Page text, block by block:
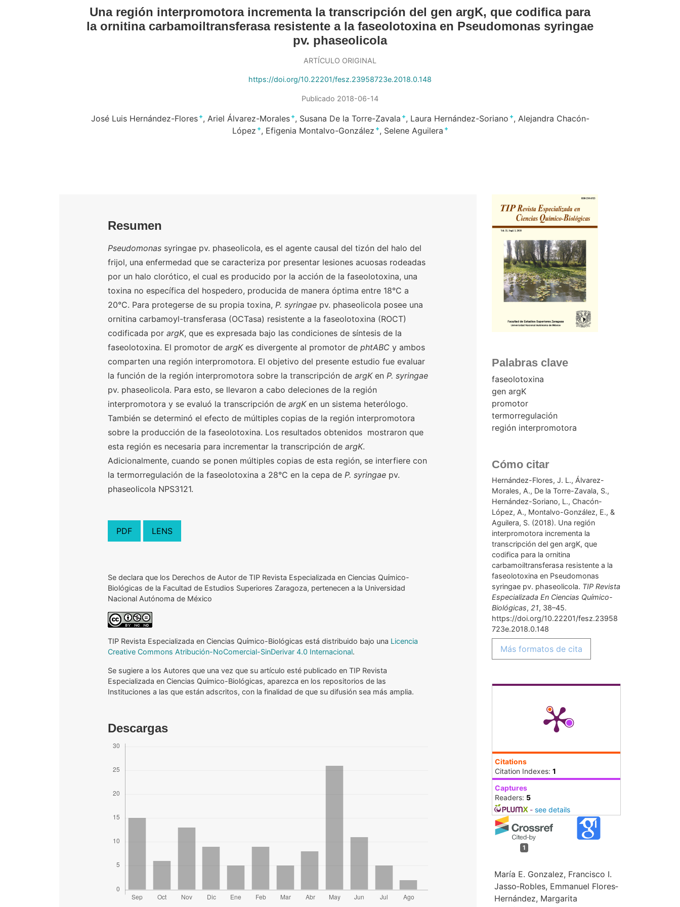
Una región interpromotora incrementa la transcripción del gen argK, que codifica para
la ornitina carbamoiltransferasa resistente a la faseolotoxina en Pseudomonas syringae
pv. phaseolicola
ARTÍCULO ORIGINAL
https://doi.org/10.22201/fesz.23958723e.2018.0.148
Publicado 2018-06-14
José Luis Hernández-Flores + Ariel Álvarez-Morales + Susana De la Torre-Zavala + Laura Hernández-Soriano +
Alejandra Chacón-
López + Efigenia Montalvo-González + Selene Aguilera +
Palabras clave
faseolotoxina
gen argK
promotor
termorregulación
región interpromotora
Cómo citar
Hernández-Flores, J. L., Álvarez-
Morales, A., De la Torre-Zavala, S.,
Hernández-Soriano, L., Chacón-
López, A., Montalvo-González, E., &
Aguilera, S. (2018). Una región
interpromotora incrementa la
transcripción del gen argK, que
codifica para la ornitina
carbamoiltransferasa resistente a la
faseolotoxina en Pseudomonas
syringae pv. phaseolicola. TIP Revista
Especializada En Ciencias Químico-
Biológicas, 21, 38–45.
https://doi.org/10.22201/fesz.23958
723e.2018.0.148
Más formatos de cita
Citations
Citation Indexes: 1
Captures
Readers: 5
- see details
1
María E. Gonzalez, Francisco I.
Jasso‐Robles, Emmanuel Flores‐
Hernández, Margarita
Resumen
Pseudomonas syringae pv. phaseolicola, es el agente causal del tizón del halo del
frijol, una enfermedad que se caracteriza por presentar lesiones acuosas rodeadas
por un halo clorótico, el cual es producido por la acción de la faseolotoxina, una
toxina no específica del hospedero, producida de manera óptima entre 18°C a
20°C. Para protegerse de su propia toxina, P. syringae pv. phaseolicola posee una
ornitina carbamoyl-transferasa (OCTasa) resistente a la faseolotoxina (ROCT)
codificada por argK, que es expresada bajo las condiciones de síntesis de la
faseolotoxina. El promotor de argKes divergente al promotor de phtABC y ambos
comparten una región interpromotora. El objetivo del presente estudio fue evaluar
la función de la región interpromotora sobre la transcripción de argKen P. syringae
pv. phaseolicola. Para esto, se llevaron a cabo deleciones de la región
interpromotora y se evaluó la transcripción de argKen un sistema heterólogo.
También se determinó el efecto de múltiples copias de la región interpromotora
sobre la producción de la faseolotoxina. Los resultados obtenidos mostraron que
esta región es necesaria para incrementar la transcripción de argK.
Adicionalmente, cuando se ponen múltiples copias de esta región, se interfiere con
la termorregulación de la faseolotoxina a 28°C en la cepa de P. syringae pv.
phaseolicola NPS3121.
PDF LENS
Se declara que los Derechos de Autor de TIP Revista Especializada en Ciencias Químico-
Biológicas de la Facultad de Estudios Superiores Zaragoza, pertenecen a la Universidad
Nacional Autónoma de México
TIP Revista Especializada en Ciencias Químico-Biológicas está distribuido bajo una Licencia
Creative Commons Atribución-NoComercial-SinDerivar 4.0 Internacional.
Se sugiere a los Autores que una vez que su artículo esté publicado en TIP Revista
Especializada en Ciencias Químico-Biológicas, aparezca en los repositorios de las
Instituciones a las que están adscritos, con la finalidad de que su difusión sea más amplia.
Descargas